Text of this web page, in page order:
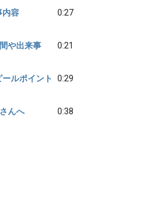
内容 0:27
や出来事 0:21
ルポイント 0:29
んへ 0:38